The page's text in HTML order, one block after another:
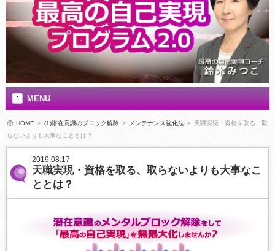
MENU
HOME > (1)潜在意識のブロック解除 > メンテナンス強化法 > 天職実現・資格を取る、取
らないよりも大事なこととは？
2019.08.17
天職実現・資格を取る、取らないよりも大事なこ
ととは？